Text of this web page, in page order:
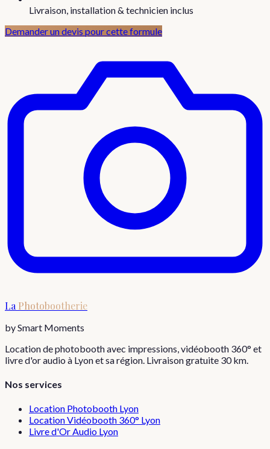
Livraison, installation & technicien inclus
Demander un devis pour cette formule
La Photobootherie
by Smart Moments
Location de photobooth avec impressions, vidéobooth 360° et
livre d'or audio à Lyon et sa région. Livraison gratuite 30 km.
Nos services
Location Photobooth Lyon
Location Vidéobooth 360° Lyon
Livre d'Or Audio Lyon